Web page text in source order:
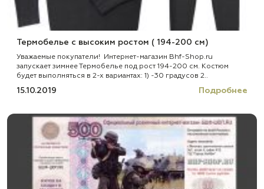
Термобелье с высоким ростом ( 194-200 см)
Уважаемые покупатели! Интернет-магазин Bhf-Shop.ru
запускает зимнее Термобелье под рост 194-200 см. Костюм
будет выполняться в 2-х вариантах: 1) -30 градусов 2..
15.10.2019 Подробнее